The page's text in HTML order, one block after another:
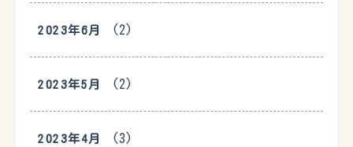
2023年6月 (2)
2023年5月 (2)
2023年4月 (3)